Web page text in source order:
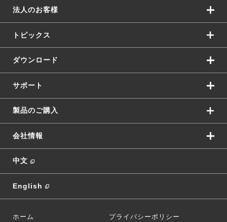
法人のお客様
トピックス
ダウンロード
サポート
製品のご購入
会社情報
中文
English
ホーム プライバシーポリシー